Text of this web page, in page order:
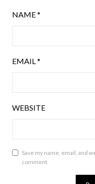
NAME*
EMAIL *
WEBSITE
Save my name, email, and
comment.